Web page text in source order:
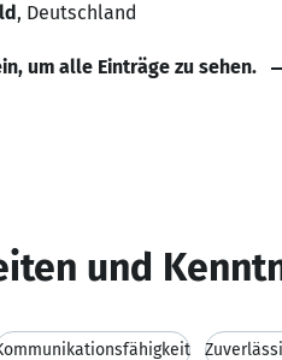
, Deutschland
um alle Einträge zu sehen.
und